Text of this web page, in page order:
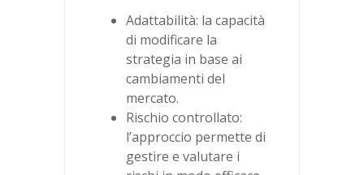
Adattabilità: la capacità
di modificare la
strategia in base ai
cambiamenti del
mercato.
Rischio controllato:
l’approccio permette di
gestire e valutare i